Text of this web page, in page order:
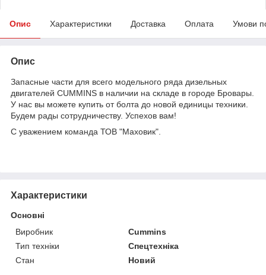
Опис Характеристики Доставка Оплата Умови
Опис
Запасные части для всего модельного ряда дизельных
двигателей CUMMINS в наличии на складе в городе Бровары.
У нас вы можете купить от болта до новой единицы техники.
Будем рады сотрудничеству. Успехов вам!
С уважением команда ТОВ "Маховик".
Характеристики
Основні
Виробник
Cummins
Тип техніки
Спецтехніка
Стан
Новий